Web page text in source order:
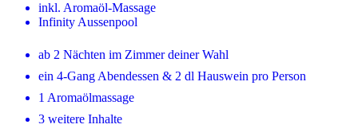
inkl. Aromaöl-Massage
Infinity Aussenpool
ab 2 Nächten im Zimmer deiner Wahl
ein 4-Gang Abendessen & 2 dl Hauswein pro Person
1 Aromaölmassage
3 weitere Inhalte